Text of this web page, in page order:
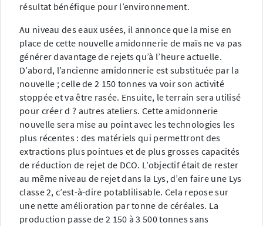
résultat bénéfique pour l’environnement.
Au niveau des eaux usées, il annonce que la mise en
place de cette nouvelle amidonnerie de maïs ne va pas
générer davantage de rejets qu’à l’heure actuelle.
D’abord, l’ancienne amidonnerie est substituée par la
nouvelle ; celle de 2 150 tonnes va voir son activité
stoppée et va être rasée. Ensuite, le terrain sera utilisé
pour créer d ? autres ateliers. Cette amidonnerie
nouvelle sera mise au point avec les technologies les
plus récentes : des matériels qui permettront des
extractions plus pointues et de plus grosses capacités
de réduction de rejet de DCO. L’objectif était de rester
au même niveau de rejet dans la Lys, d’en faire une Lys
classe 2, c’est-à-dire potablilisable. Cela repose sur
une nette amélioration par tonne de céréales. La
production passe de 2 150 à 3 500 tonnes sans